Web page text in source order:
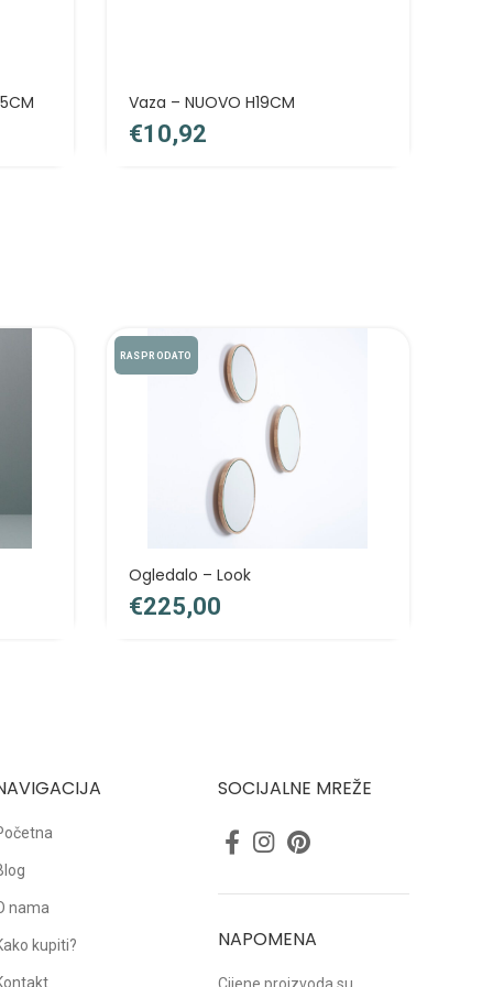
Vaza – NUOVO H19CM
€
RASPRODATO
Ogledalo – Look
€
nama
kupiti?
SOCIJALNE MREŽE
NAPOMENA